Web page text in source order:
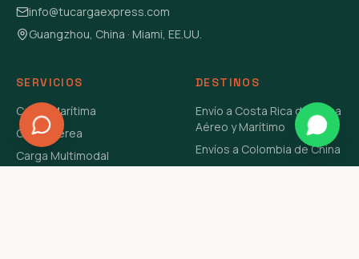
info@tucargaexpress.com
Guangzhou, China · Miami, EE.UU.
SERVICIOS
Carga Marítima
Carga Aérea
Carga Multimodal
DESTINOS
Envío a Costa Rica de China
Aéreo y Marítimo
Envíos a Colombia de China